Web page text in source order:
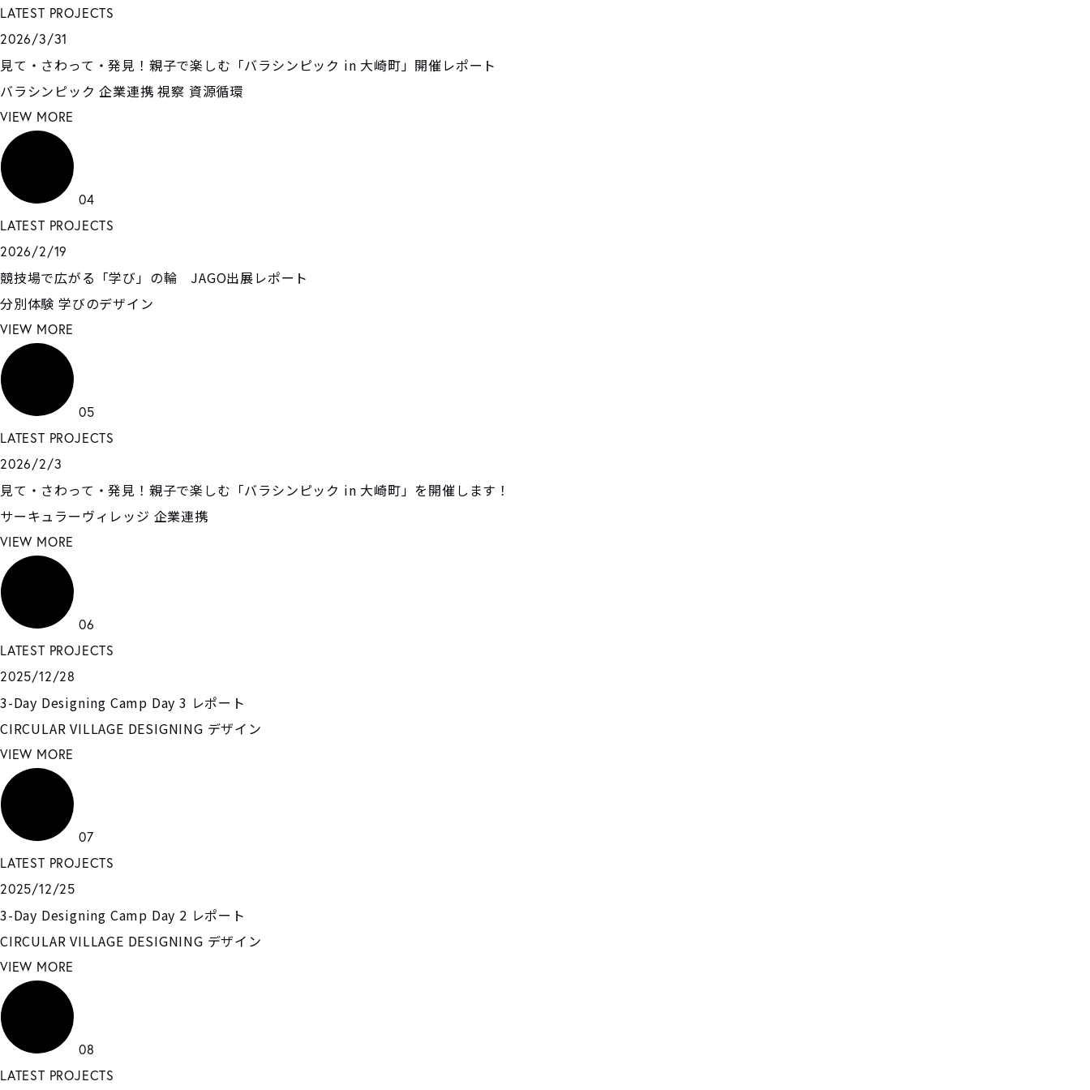
LATEST PROJECTS
2026/3/31
見て・さわって・発見！親子で楽しむ「バラシンピック in 大崎町」開催レポート
バラシンピック 企業連携 視察 資源循環
VIEW MORE
04
LATEST PROJECTS
2026/2/19
競技場で広がる「学び」の輪 JAGO出展レポート
分別体験 学びのデザイン
VIEW MORE
05
LATEST PROJECTS
2026/2/3
見て・さわって・発見！親子で楽しむ「バラシンピック in 大崎町」を開催します！
サーキュラーヴィレッジ 企業連携
VIEW MORE
06
LATEST PROJECTS
2025/12/28
3-Day Designing Camp Day 3 レポート
CIRCULAR VILLAGE DESIGNING デザイン
VIEW MORE
07
LATEST PROJECTS
2025/12/25
3-Day Designing Camp Day 2 レポート
CIRCULAR VILLAGE DESIGNING デザイン
VIEW MORE
08
LATEST PROJECTS